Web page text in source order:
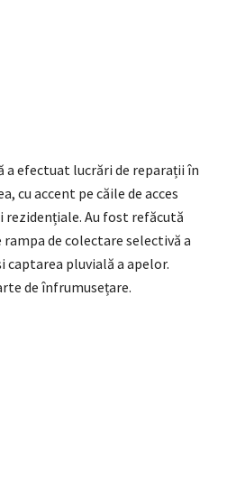
efectuat lucrări de reparații în
cu accent pe căile de acces
Au fost refăcută
rampa de colectare selectivă a
captarea pluvială a apelor.
de înfrumusețare.